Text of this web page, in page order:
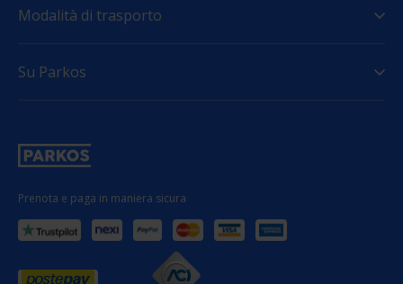
Prenota e paga in maniera sicura
Modalità di trasporto
Su Parkos